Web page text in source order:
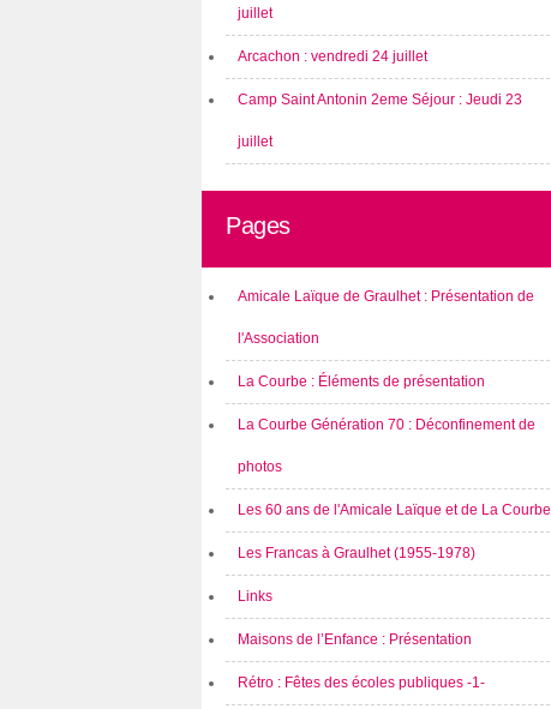
juillet
Arcachon : vendredi 24 juillet
Camp Saint Antonin 2eme Séjour : Jeudi 23
juillet
Pages
Amicale Laïque de Graulhet : Présentation de
l'Association
La Courbe : Éléments de présentation
La Courbe Génération 70 : Déconfinement de
photos
Les 60 ans de l'Amicale Laïque et de La Courbe
Les Francas à Graulhet (1955-1978)
Links
Maisons de l’Enfance : Présentation
Rétro : Fêtes des écoles publiques -1-